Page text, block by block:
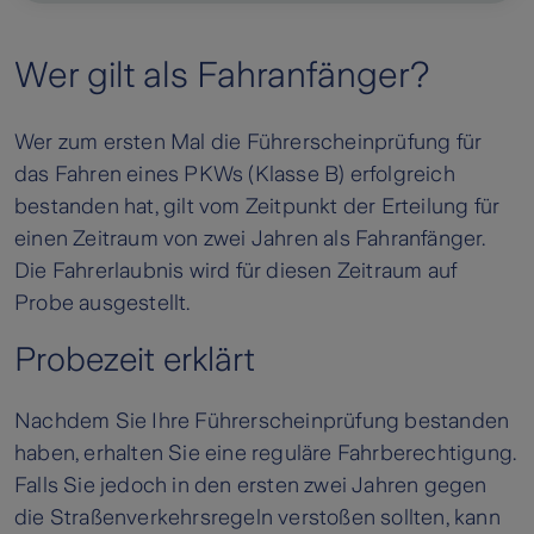
Wer gilt als Fahranfänger?
Wer zum ersten Mal die Führerscheinprüfung für
das Fahren eines PKWs (Klasse B) erfolgreich
bestanden hat, gilt vom Zeitpunkt der Erteilung für
einen Zeitraum von zwei Jahren als Fahranfänger.
Die Fahrerlaubnis wird für diesen Zeitraum auf
Probe ausgestellt.
Probezeit erklärt
Nachdem Sie Ihre Führerscheinprüfung bestanden
haben, erhalten Sie eine reguläre Fahrberechtigung.
Falls Sie jedoch in den ersten zwei Jahren gegen
die Straßenverkehrsregeln verstoßen sollten, kann